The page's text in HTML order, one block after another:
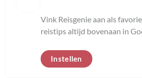
Vink Reisgenie aan als
reistips altijd bovenaan in
Instellen